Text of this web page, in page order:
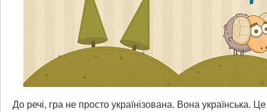
До речі, гра не просто українізована. Вона українська.